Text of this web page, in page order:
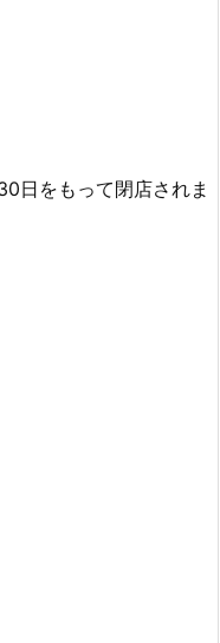
日をもって閉店されま